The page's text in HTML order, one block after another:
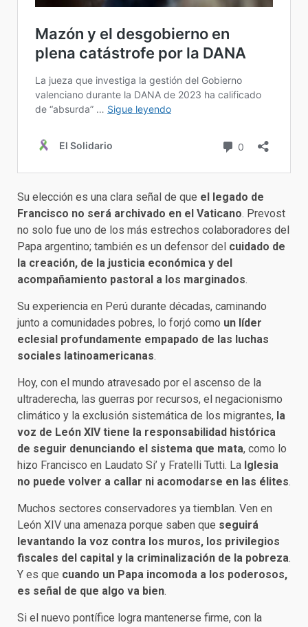
Su elección es una clara señal de que el legado de
Francisco no será archivado en el Vaticano. Prevost
no solo fue uno de los más estrechos colaboradores del
Papa argentino; también es un defensor del cuidado de
la creación, de la justicia económica y del
acompañamiento pastoral a los marginados.
Su experiencia en Perú durante décadas, caminando
junto a comunidades pobres, lo forjó como un líder
eclesial profundamente empapado de las luchas
sociales latinoamericanas.
Hoy, con el mundo atravesado por el ascenso de la
ultraderecha, las guerras por recursos, el negacionismo
climático y la exclusión sistemática de los migrantes, la
voz de León XIV tiene la responsabilidad histórica
de seguir denunciando el sistema que mata, como lo
hizo Francisco en Laudato Si’ y Fratelli Tutti. La Iglesia
no puede volver a callar ni acomodarse en las élites.
Muchos sectores conservadores ya tiemblan. Ven en
León XIV una amenaza porque saben que seguirá
levantando la voz contra los muros, los privilegios
fiscales del capital y la criminalización de la pobreza.
Y es que cuando un Papa incomoda a los poderosos,
es señal de que algo va bien.
Si el nuevo pontífice logra mantenerse firme, con la